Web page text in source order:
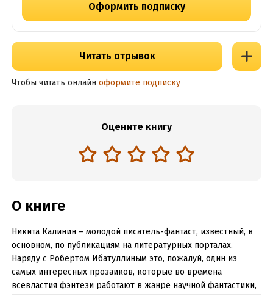
Оформить подписку
Читать отрывок
Чтобы читать онлайн оформите подписку
Оцените книгу
О книге
Никита Калинин – молодой писатель-фантаст, известный, в
основном, по публикациям на литературных порталах.
Наряду с Робертом Ибатуллиным это, пожалуй, один из
самых интересных прозаиков, которые во времена
всевластия фэнтези работают в жанре научной фантастики,